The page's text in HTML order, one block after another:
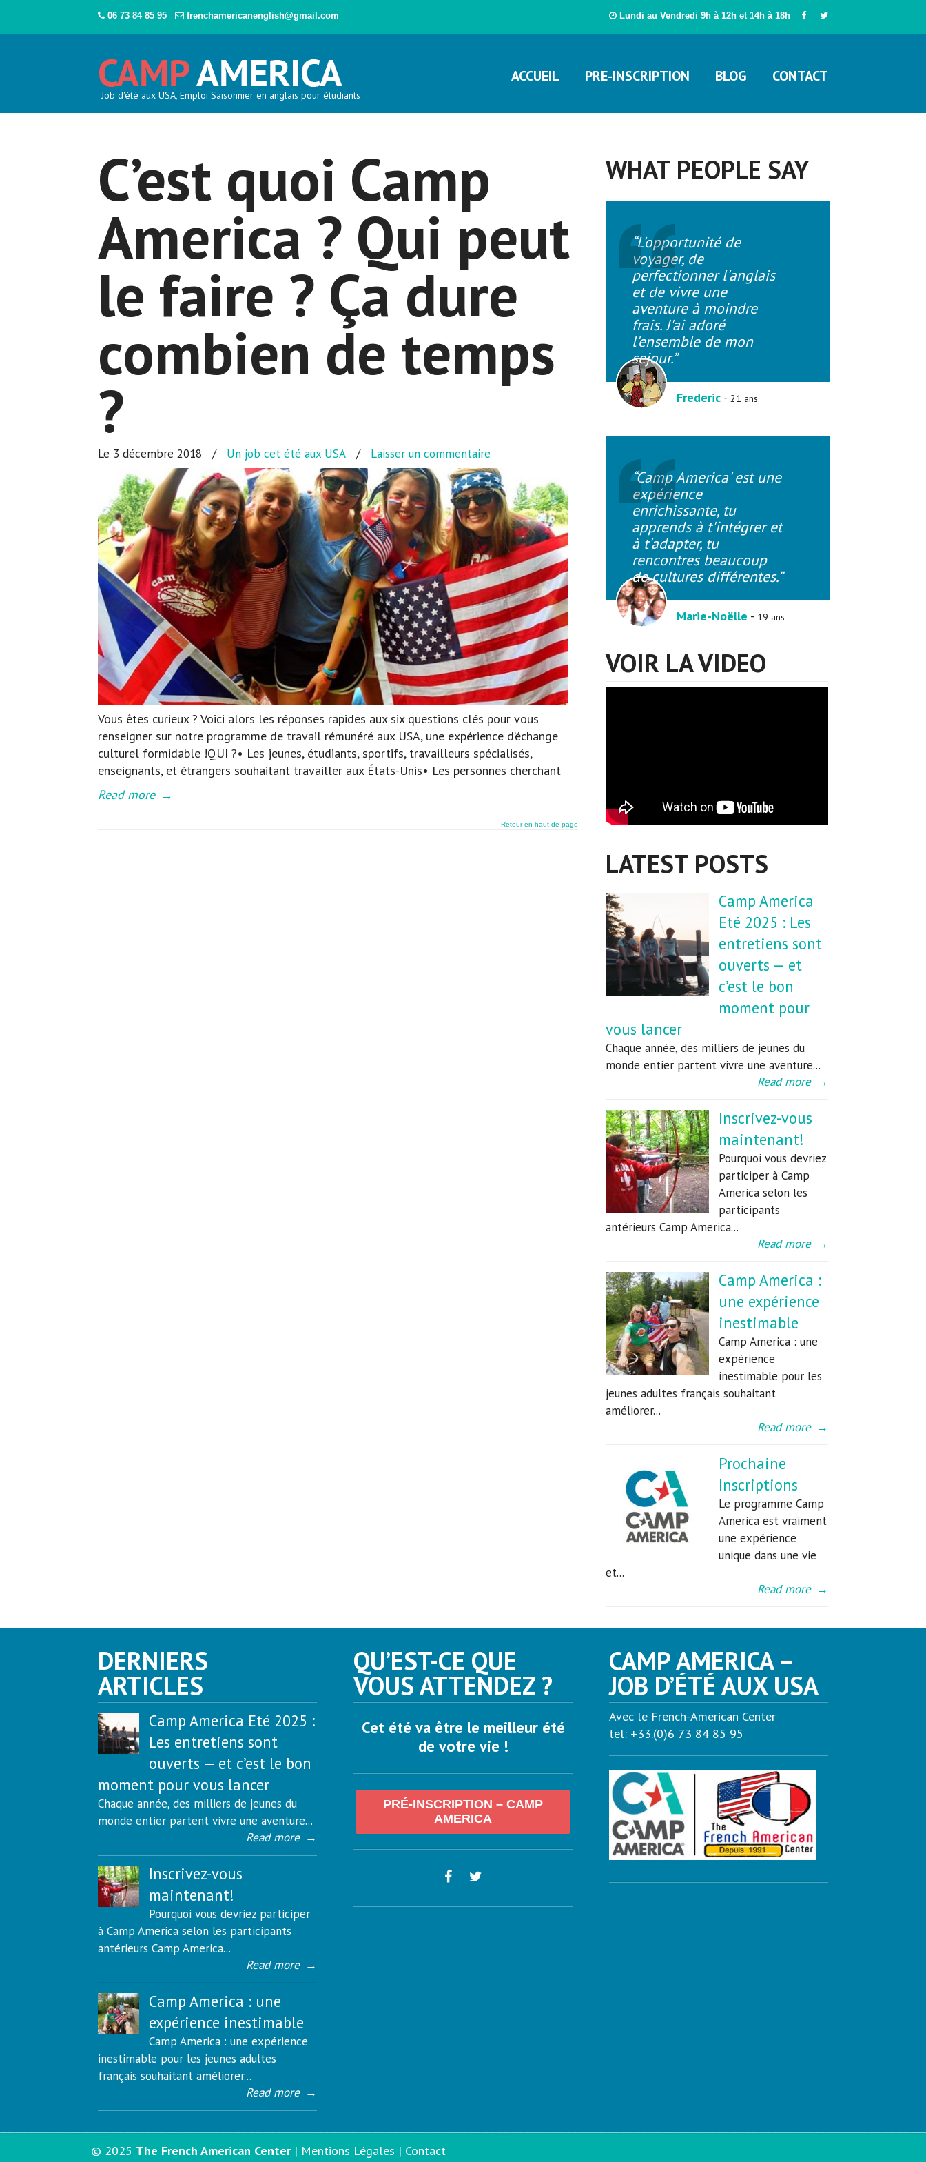
06 73 84 85 95 frenchamericanenglish@gmail.com Lundi au Vendredi 9h à 12h et 14h à 18h
Job d'été aux USA, Emploi Saisonnier en anglais pour étudiants
ACCUEIL PRE-INSCRIPTION BLOG CONTACT
C’est quoi Camp
America ? Qui peut
le faire ? Ça dure
combien de temps
?
Le 3 décembre 2018 / Un job cet été aux USA / Laisser un commentaire
Vous êtes curieux ? Voici alors les réponses rapides aux six questions clés pour vous
renseigner sur notre programme de travail rémunéré aux USA, une expérience d’échange
culturel formidable !QUI ?• Les jeunes, étudiants, sportifs, travailleurs spécialisés,
enseignants, et étrangers souhaitant travailler aux États-Unis• Les personnes cherchant
Read more →
Retour en haut de page
WHAT PEOPLE SAY
“L'opportunité de
voyager, de
perfectionner l'anglais
et de vivre une
aventure à moindre
frais. J'ai adoré
l'ensemble de mon
sejour.”
Frederic - 21 ans
“Camp America' est une
expérience
enrichissante, tu
apprends à t'intégrer et
à t'adapter, tu
rencontres beaucoup
de cultures différentes.”
Marie-Noëlle - 19 ans
VOIR LA VIDEO
LATEST POSTS
Camp America
Eté 2025 : Les
entretiens sont
ouverts — et
c’est le bon
moment pour
vous lancer
Chaque année, des milliers de jeunes du
monde entier partent vivre une aventure...
Read more →
Inscrivez-vous
maintenant!
Pourquoi vous devriez
participer à Camp
America selon les
participants
antérieurs Camp America...
Read more →
Camp America :
une expérience
inestimable
Camp America : une
expérience
inestimable pour les
jeunes adultes français souhaitant
améliorer...
Read more →
Prochaine
Inscriptions
Le programme Camp
America est vraiment
une expérience
unique dans une vie
et...
Read more →
DERNIERS
ARTICLES
Camp America Eté 2025 :
Les entretiens sont
ouverts — et c’est le bon
moment pour vous lancer
Chaque année, des milliers de jeunes du
monde entier partent vivre une aventure...
Read more →
Inscrivez-vous
maintenant!
Pourquoi vous devriez participer
à Camp America selon les participants
antérieurs Camp America...
Read more →
Camp America : une
expérience inestimable
Camp America : une expérience
inestimable pour les jeunes adultes
français souhaitant améliorer...
Read more →
QU’EST-CE QUE
VOUS ATTENDEZ ?
Cet été va être le meilleur été
de votre vie !
PRÉ-INSCRIPTION – CAMP
AMERICA
CAMP AMERICA –
JOB D’ÉTÉ AUX USA
Avec le French-American Center
tel: +33.(0)6 73 84 85 95
© 2025 The French American Center| Mentions Légales | Contact